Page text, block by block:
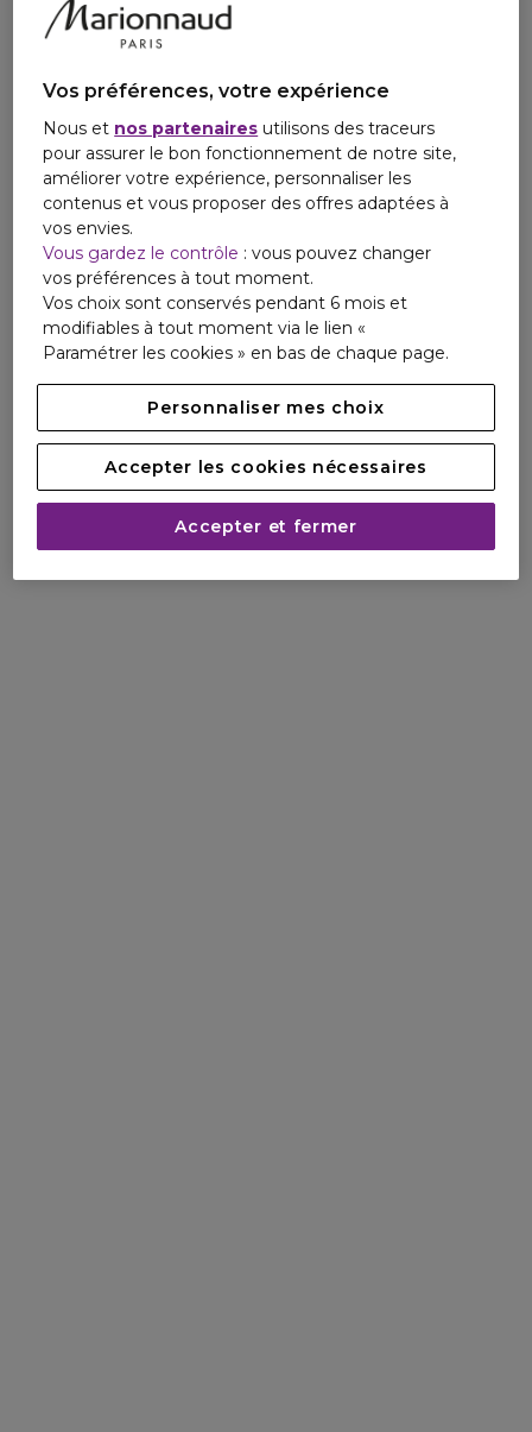
Une formule respectueuse de l'environnement qui se
transforme en une mousse agréable, facile à rincer.
Vos préférences, votre expérience
Nous et nos partenaires utilisons des traceurs
pour assurer le bon fonctionnement de notre site,
améliorer votre expérience, personnaliser les
contenus et vous proposer des offres adaptées à
vos envies.
Vous gardez le contrôle : vous pouvez changer
vos préférences à tout moment.
Vos choix sont conservés pendant 6 mois et
modifiables à tout moment via le lien «
Paramétrer les cookies » en bas de chaque page.
Personnaliser mes choix
Accepter les cookies nécessaires
Accepter et fermer